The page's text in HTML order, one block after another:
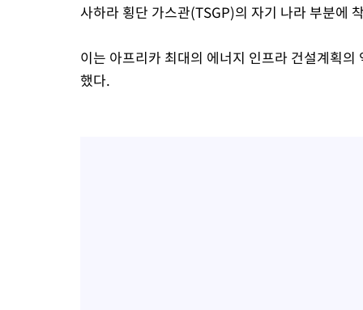
사하라 횡단 가스관(TSGP)의 자기 나라 부분에
이는 아프리카 최대의 에너지 인프라 건설계획
했다.